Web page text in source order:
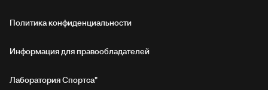
Политика конфиденциальности
Информация для правообладателей
Лаборатория Спортса"